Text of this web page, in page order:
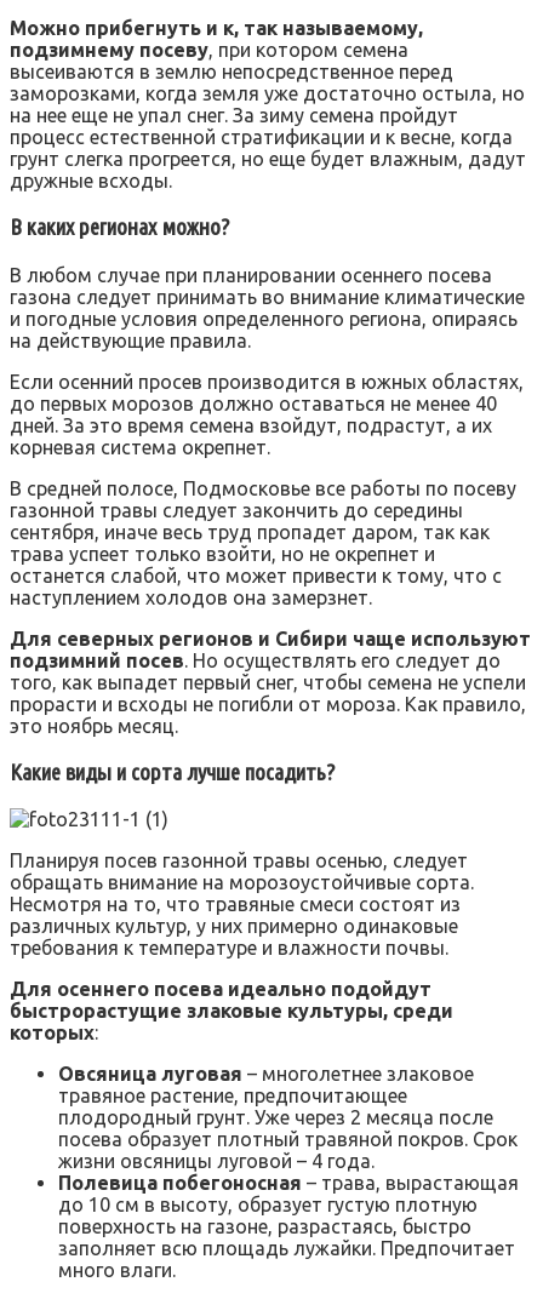
Можно прибегнуть и к, так называемому,
подзимнему посеву, при котором семена
высеиваются в землю непосредственное перед
заморозками, когда земля уже достаточно остыла, но
на нее еще не упал снег. За зиму семена пройдут
процесс естественной стратификации и к весне, когда
грунт слегка прогреется, но еще будет влажным, дадут
дружные всходы.
В каких регионах можно?
В любом случае при планировании осеннего посева
газона следует принимать во внимание климатические
и погодные условия определенного региона, опираясь
на действующие правила.
Если осенний просев производится в южных областях,
до первых морозов должно оставаться не менее 40
дней. За это время семена взойдут, подрастут, а их
корневая система окрепнет.
В средней полосе, Подмосковье все работы по посеву
газонной травы следует закончить до середины
сентября, иначе весь труд пропадет даром, так как
трава успеет только взойти, но не окрепнет и
останется слабой, что может привести к тому, что с
наступлением холодов она замерзнет.
Для северных регионов и Сибири чаще используют
подзимний посев. Но осуществлять его следует до
того, как выпадет первый снег, чтобы семена не успели
прорасти и всходы не погибли от мороза. Как правило,
это ноябрь месяц.
Какие виды и сорта лучше посадить?
Планируя посев газонной травы осенью, следует
обращать внимание на морозоустойчивые сорта.
Несмотря на то, что травяные смеси состоят из
различных культур, у них примерно одинаковые
требования к температуре и влажности почвы.
Для осеннего посева идеально подойдут
быстрорастущие злаковые культуры, среди
которых:
Овсяница луговая – многолетнее злаковое
травяное растение, предпочитающее
плодородный грунт. Уже через 2 месяца после
посева образует плотный травяной покров. Срок
жизни овсяницы луговой – 4 года.
Полевица побегоносная – трава, вырастающая
до 10 см в высоту, образует густую плотную
поверхность на газоне, разрастаясь, быстро
заполняет всю площадь лужайки. Предпочитает
много влаги.